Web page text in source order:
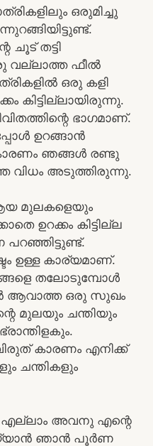
ഒരുമിച്ചു
തട്ടി
വല്ലാത്ത ഫീല്‍
ഒരു കളി
കിട്ടില്ലായിരുന്നു.
ഭാഗമാണ്.
ഉറങ്ങാന്‍
ഞങ്ങള്‍ രണ്ടു
വിധം അടുത്തിരുന്നു.
മുലകളെയും
ഉറക്കം കിട്ടില്ല
ഉള്ള കാര്യമാണ്.
തലോടുമ്പോള്‍
ആവാത്ത ഒരു സുഖം
മുലയും ചന്തിയും
കാരണം എനിക്ക്
ചന്തികളും
എല്ലാം അവനു എന്റെ
ഞാന്‍ പൂര്‍ണ